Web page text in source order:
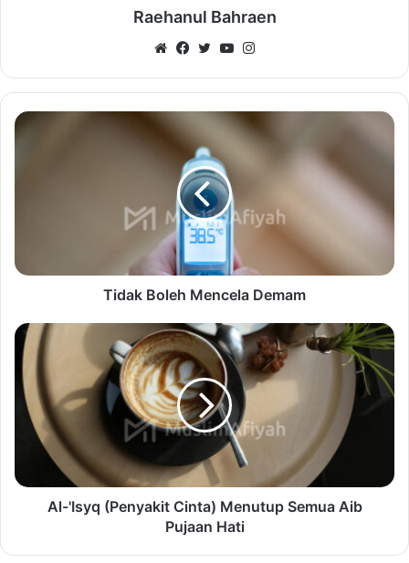
Raehanul Bahraen
WebsiteFacebook
TwitterYouTube
Tidak Boleh Mencela Demam
Al-'Isyq (Penyakit Cinta) Menutup Semua Aib
Pujaan Hati